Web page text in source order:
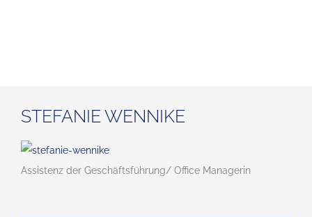
STEFANIE WENNIKE
Assistenz der Geschäftsführung/ Office Managerin